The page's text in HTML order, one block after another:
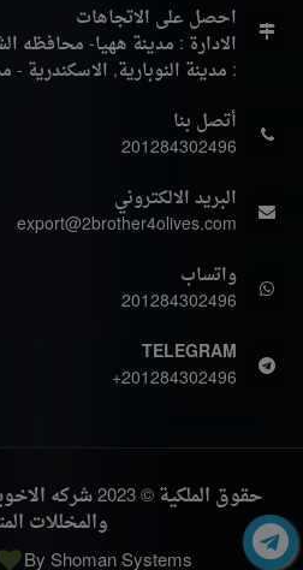
احصل على الاتجاهات
الادارة : مدينة ههيا- محافظه
: مدينة النوبارية, الاسكندرية -
أتصل بنا
201284302496
البريد الالكتروني
export@2brother4olives.com
واتساب
201284302496
TELEGRAM
+201284302496
حقوق الملكية ©
والمخللات
By Shoman Systems